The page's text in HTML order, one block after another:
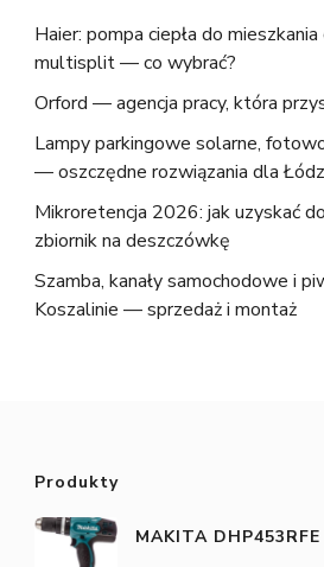
Haier: pompa ciepła do
multisplit — co wybrać?
Orford — agencja pracy, która
Lampy parkingowe solarne,
— oszczędne rozwiązania dla
Mikroretencja 2026: jak uzyskać
zbiornik na deszczówkę
Szamba, kanały samochodowe i
Koszalinie — sprzedaż i montaż
Produkty
MAKITA DHP453RFE